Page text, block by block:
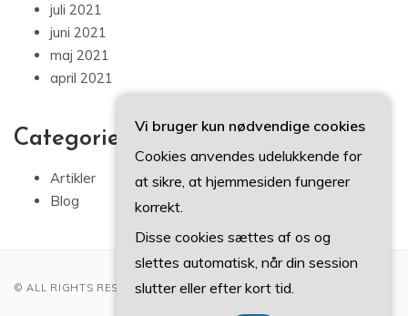
juli 2021
juni 2021
maj 2021
april 2021
Categories
Artikler
Blog
© ALL RIGHTS RESERVED 2022
Vi bruger kun nødvendige cookies
Cookies anvendes udelukkende for
at sikre, at hjemmesiden fungerer
korrekt.
Disse cookies sættes af os og
slettes automatisk, når din session
slutter eller efter kort tid.